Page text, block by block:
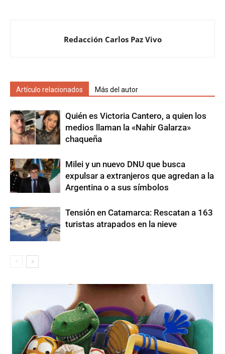
Redacción Carlos Paz Vivo
Artículo relacionados Más del autor
Quién es Victoria Cantero, a quien los
medios llaman la «Nahir Galarza»
chaqueña
Milei y un nuevo DNU que busca
expulsar a extranjeros que agredan a la
Argentina o a sus símbolos
Tensión en Catamarca: Rescatan a 163
turistas atrapados en la nieve